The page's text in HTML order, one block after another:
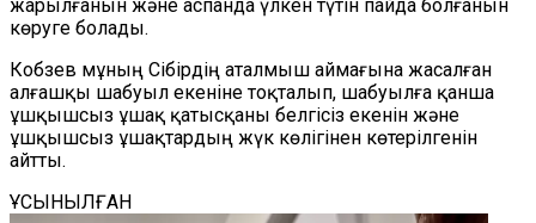
жарылғанын және аспанда үлкен түтін пайда болғанын
көруге болады.
Кобзев мұның Сібірдің аталмыш аймағына жасалған
алғашқы шабуыл екеніне тоқталып, шабуылға қанша
ұшқышсыз ұшақ қатысқаны белгісіз екенін және
ұшқышсыз ұшақтардың жүк көлігінен көтерілгенін
айтты.
ҰСЫНЫЛҒАН